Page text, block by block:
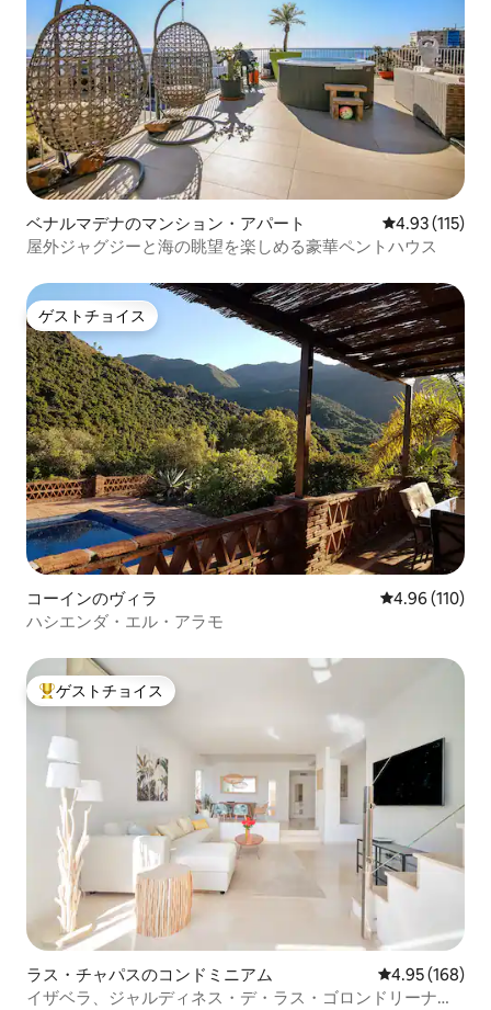
Wi-Fi は高速です。空調は Airzone で、ア
パートの各エリアで理想的な温度をコン
トロールすることができます。デザイナ
ーズキッチンには高級家電が揃ってお
り、どんな料理も作ることができます。
オーブン、電子レンジ、冷蔵庫、冷凍
庫、食器洗い機、IHコンロ、洗濯機/乾燥
機、トースター、ネスプレッソ コーヒー
メーカー、やかん、ミキサー、ジューサ
ーなどが備わっています。ビーチ、グル
メ、地中海のライフスタイルを楽しみた
い家族連れ、カップル、旅行者に最適で
す。国際的で多様性に富み、インクルー
シブな雰囲気で知られる、トレモリノス
で最も人気のあるエリアの 1 つにある絶
好のロケーション。パーティーは禁止さ
れています。コミュニティの規則を尊重
しないグループは受け入れられません。
ビーチタオル、ビーチチェア/ハンモッ
ク、ビーチパラソルは無料です。リクエ
ストに応じてベビーベッドとベビーチェ
アを無料でご利用いただけます。7泊以上
のご滞在の場合、週に1回の無料清掃。
ベナルマデナのマンション・アパート レビュー115
4.93 (115)
屋外ジャグジーと海の眺望を楽しめる豪華ペントハウス
ゲストチョイス
ゲストチョイス
コーインのヴィラ レビュー110
4.96 (110)
ハシエンダ・エル・アラモ
大好評のゲストチョイスです。
ゲストチョイス
ラス・チャパスのコンドミニアム レビュー168
4.95 (168)
イザベラ、ジャルディネス・デ・ラス・ゴロンドリーナス